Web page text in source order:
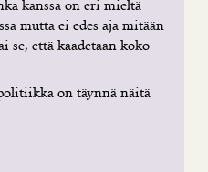
kanssa on eri mieltä
mutta ei edes aja mitään
se, että kaadetaan koko
on täynnä näitä